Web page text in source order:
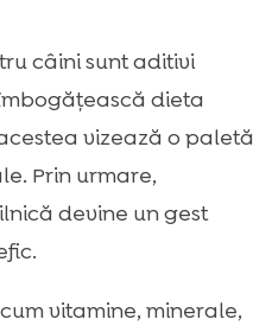
câini sunt aditivi
dieta
vizează o paletă
Prin urmare,
devine un gest
vitamine, minerale,